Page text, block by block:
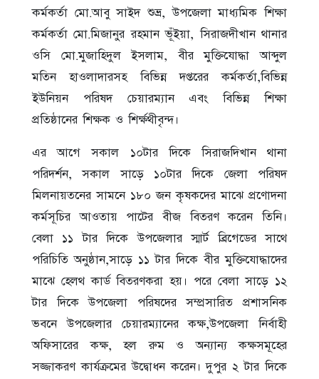
কর্মকর্তা মো.আবু সাইদ শুভ্র, উপজেলা মাধ্যমিক শিক্ষা
কর্মকর্তা মো.মিজানুর রহমান ভূঁইয়া, সিরাজদীখান থানার
ওসি মো.মুজাহিদুল ইসলাম, বীর মুক্তিযোদ্ধা আব্দুল
মতিন হাওলাদারসহ বিভিন্ন দপ্তরের কর্মকর্তা,বিভিন্ন
ইউনিয়ন পরিষদ চেয়ারম্যান এবং বিভিন্ন শিক্ষা
প্রতিষ্ঠানের শিক্ষক ও শির্ক্ষথীবৃন্দ।
এর আগে সকাল ১০টার দিকে সিরাজদিখান থানা
পরিদর্শন, সকাল সাড়ে ১০টার দিকে জেলা পরিষদ
মিলনায়তনের সামনে ১৮০ জন কৃষকদের মাঝে প্রণোদনা
কর্মসূচির আওতায় পাটের বীজ বিতরণ করেন তিনি।
বেলা ১১ টার দিকে উপজেলার স্মার্ট ব্রিগেডের সাথে
পরিচিতি অনুষ্ঠান,সাড়ে ১১ টার দিকে বীর মুক্তিযোদ্ধাদের
মাঝে হেলথ কার্ড বিতরণকরা হয়। পরে বেলা সাড়ে ১২
টার দিকে উপজেলা পরিষদের সম্প্রসারিত প্রশাসনিক
ভবনে উপজেলার চেয়ারম্যানের কক্ষ,উপজেলা নির্বাহী
অফিসারের কক্ষ, হল রুম ও অন্যান্য কক্ষসমূহের
সজ্জাকরণ কার্যক্রমের উদ্বোধন করেন। দুপুর ২ টার দিকে